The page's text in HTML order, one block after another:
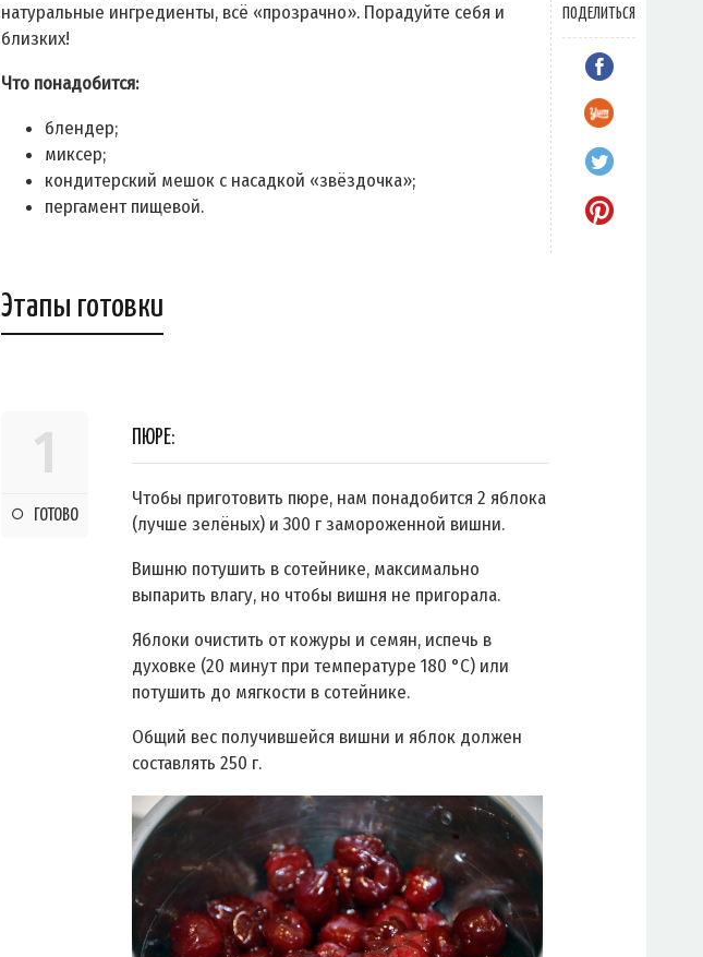
ПОДЕЛИТЬСЯ
натуральные ингредиенты, всё «прозрачно». Порадуйте себя и
близких!
Что понадобится:
блендер;
миксер;
кондитерский мешок с насадкой «звёздочка»;
пергамент пищевой.
Этапы готовки
1
ГОТОВО
ПЮРЕ:
Чтобы приготовить пюре, нам понадобится 2 яблока
(лучше зелёных) и 300 г замороженной вишни.
Вишню потушить в сотейнике, максимально
выпарить влагу, но чтобы вишня не пригорала.
Яблоки очистить от кожуры и семян, испечь в
духовке (20 минут при температуре 180 °C) или
потушить до мягкости в сотейнике.
Общий вес получившейся вишни и яблок должен
составлять 250 г.